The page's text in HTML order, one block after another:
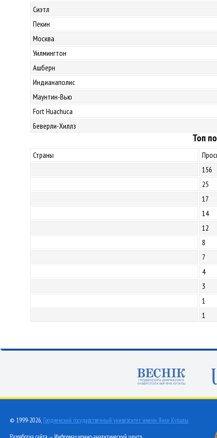
Сиэтл
Пекин
Москва
Уилмингтон
Ашберн
Индианаполис
Маунтин-Вью
Fort Huachuca
Беверли-Хиллз
Топ
Страны
156
25
17
14
12
8
7
4
3
1
1
© 1999-2026, Гродненский государственный университет имени Янки Купалы